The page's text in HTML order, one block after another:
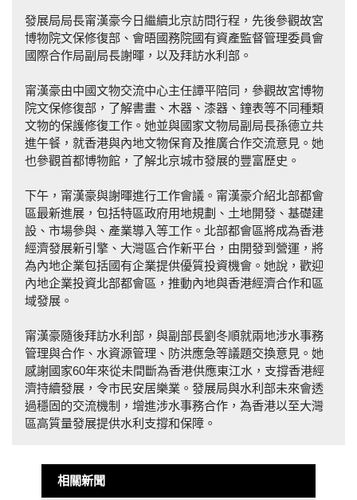
發展局局長甯漢豪今日繼續北京訪問行程，先後參觀故宮
博物院文保修復部、會晤國務院國有資產監督管理委員會
國際合作局副局長謝暉，以及拜訪水利部。
甯漢豪由中國文物交流中心主任譚平陪同，參觀故宮博物
院文保修復部，了解書畫、木器、漆器、鐘表等不同種類
文物的保護修復工作。她並與國家文物局副局長孫德立共
進午餐，就香港與內地文物保育及推廣合作交流意見。她
也參觀首都博物館，了解北京城市發展的豐富歷史。
下午，甯漢豪與謝暉進行工作會議。甯漢豪介紹北部都會
區最新進展，包括特區政府用地規劃、土地開發、基礎建
設、市場參與、產業導入等工作。北部都會區將成為香港
經濟發展新引擎、大灣區合作新平台，由開發到營運，將
為內地企業包括國有企業提供優質投資機會。她說，歡迎
內地企業投資北部都會區，推動內地與香港經濟合作和區
域發展。
甯漢豪隨後拜訪水利部，與副部長劉冬順就兩地涉水事務
管理與合作、水資源管理、防洪應急等議題交換意見。她
感謝國家60年來從未間斷為香港供應東江水，支撐香港經
濟持續發展，令市民安居樂業。發展局與水利部未來會透
過穩固的交流機制，增進涉水事務合作，為香港以至大灣
區高質量發展提供水利支撐和保障。
相關新聞